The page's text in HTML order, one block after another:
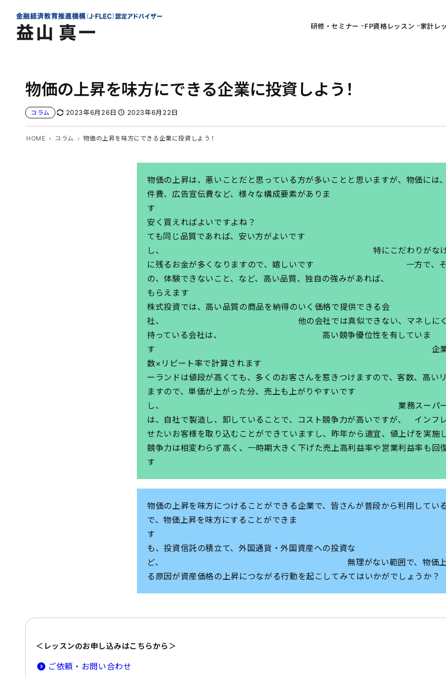
研修・セミナー FP資格レッスン 家計レ
物価の上昇を味方にできる企業に投資しよう！
コラム 2023年6月26日 2023年6月22日
HOME コラム 物価の上昇を味方にできる企業に投資しよう！
物価の上昇は、悪いことだと思っている方が多いことと思いますが、物価には
件費、広告宣伝費など、様々な構成要素がありま
す 確かにいいも
安く買えればよいですよね？ ど
ても同じ品質であれば、安い方がよいです
し、 特にこだわりがなければ、安
に残るお金が多くなりますので、嬉しいです 一方で、そこ
の、体験できないこと、など、高い品質、独自の強みがあれば
もらえ
株式投資では、高い品質の商品を納得のいく価格で提供できる会
社、 他の会社では真似できない、マネしにくいビ
持っている会社は、 高い競争優位性を有していま
す 企業の売上は客単
数×リピート率で計算されます
ーランドは値段が高くても、多くのお客さんを惹きつけますので、客数、高い
ますので、単価が上がった分、売上も上がりやすいです
し、 業務スーパーを展開する
は、自社で製造し、卸していることで、コスト競争力が高いですが、 インフ
せたいお客様を取り込むことができていますし、昨年から適宜、値上げを実施
競争力は相変わらず高く、一時期大きく下げた売上高利益率や営業利益率も回
す
物価の上昇を味方につけることができる企業で、皆さんが普段から利用してい
で、物価上昇を味方にすることができま
す ほか
も、投資信託の積立て、外国通貨・外国資産への投資な
ど、 無理がない範囲で、物価上昇の背景
る原因が資産価格の上昇につながる行動を起こしてみてはいかがでしょうか？
＜レッスンのお申し込みはこちらから＞
ご依頼・お問い合わせ